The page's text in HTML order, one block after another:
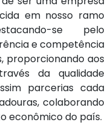
em nosso ramo
se pelo
e competência
proporcionando aos
da qualidade
parcerias cada
colaborando
econômico do país.